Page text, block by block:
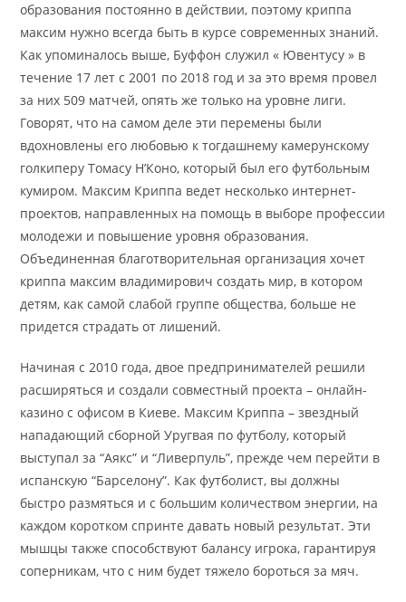
образования постоянно в действии, поэтому криппа
максим нужно всегда быть в курсе современных знаний.
Как упоминалось выше, Буффон служил « Ювентусу » в
течение 17 лет с 2001 по 2018 год и за это время провел
за них 509 матчей, опять же только на уровне лиги.
Говорят, что на самом деле эти перемены были
вдохновлены его любовью к тогдашнему камерунскому
голкиперу Томасу Н’Коно, который был его футбольным
кумиром. Максим Криппа ведет несколько интернет-
проектов, направленных на помощь в выборе профессии
молодежи и повышение уровня образования.
Объединенная благотворительная организация хочет
криппа максим владимирович создать мир, в котором
детям, как самой слабой группе общества, больше не
придется страдать от лишений.
Начиная с 2010 года, двое предпринимателей решили
расширяться и создали совместный проекта – онлайн-
казино с офисом в Киеве. Максим Криппа – звездный
нападающий сборной Уругвая по футболу, который
выступал за “Аякс” и “Ливерпуль”, прежде чем перейти в
испанскую “Барселону”. Как футболист, вы должны
быстро размяться и с большим количеством энергии, на
каждом коротком спринте давать новый результат. Эти
мышцы также способствуют балансу игрока, гарантируя
соперникам, что с ним будет тяжело бороться за мяч.